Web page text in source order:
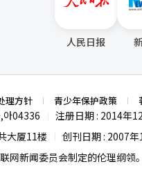
人民日报
理方针 青少年保护政策
아04336 注册日期 : 2014年
大厦11楼
创刊日期 : 2007
网新闻委员会制定的伦理纲领。